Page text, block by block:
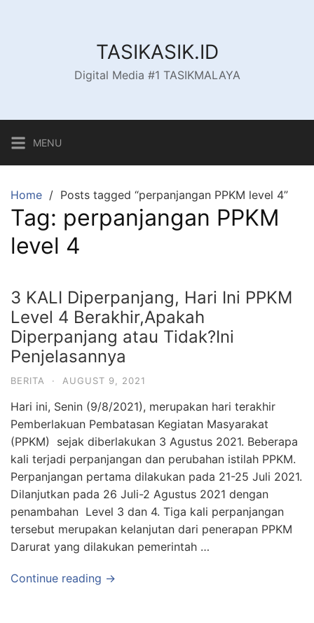
TASIKASIK.ID
Digital Media #1 TASIKMALAYA
MENU
Home Posts tagged “perpanjangan PPKM level 4”
Tag: perpanjangan PPKM
level 4
3 KALI Diperpanjang, Hari Ini PPKM
Level 4 Berakhir,Apakah
Diperpanjang atau Tidak?Ini
Penjelasannya
BERITA · AUGUST 9, 2021
Hari ini, Senin (9/8/2021), merupakan hari terakhir
Pemberlakuan Pembatasan Kegiatan Masyarakat
(PPKM) sejak diberlakukan 3 Agustus 2021. Beberapa
kali terjadi perpanjangan dan perubahan istilah PPKM.
Perpanjangan pertama dilakukan pada 21-25 Juli 2021.
Dilanjutkan pada 26 Juli-2 Agustus 2021 dengan
penambahan Level 3 dan 4. Tiga kali perpanjangan
tersebut merupakan kelanjutan dari penerapan PPKM
Darurat yang dilakukan pemerintah …
Continue reading →